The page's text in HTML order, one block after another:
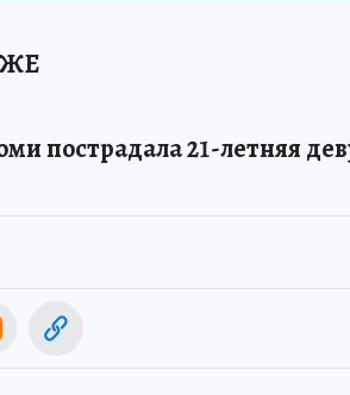
пострадала 21-летняя